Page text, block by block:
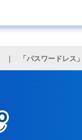
｜ 「パスワードレス